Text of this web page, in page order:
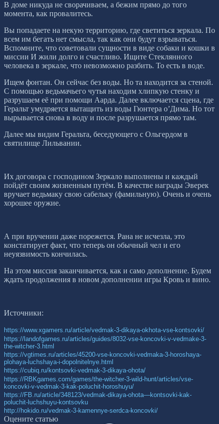
В доме никуда не сворачиваем, а бежим прямо до того
момента, как провалитесь.
Вы попадаете на некую территорию, где светиться зеркала. По
всем им бегать нет смысла, так как они будут взрываться.
Вспомните, что советовали сущности в виде собаки и кошки в
миссии И жили долго и счастливо. Ищите Стеклянного
человека в зеркале, что невозможно разбить. То есть в воде.
Ищем фонтан. Он сейчас без воды. Но та находится за стеной.
С помощью ведьмачьего чутья находим хлипкую стенку и
разрушаем её при помощи Аарда. Далее включается сцена, где
Геральт умудряется вытащить из воды Гюнтера о’Дима. Но тот
вырывается снова в воду и после разрушается прямо там.
Далее мы видим Геральта, беседующего с Ольгердом в
святилище Лильвании.
Их договора с господином Зеркало выполнены и каждый
пойдёт своим жизненным путём. В качестве награды Эверек
вручает ведьмаку свою сабельку (фамильную). Очень и очень
хорошее оружие.
А при вручении даже порежется. Рана не исчезла, это
констатирует факт, что теперь он обычный чел и его
неуязвимость кончилась.
На этом миссия заканчивается, как и само дополнение. Будем
ждать продолжения в новом дополнении игры Кровь и вино.
Источники:
https://www.xgamers.ru/article/vedmak-3-dikaya-okhota-vse-kontsovki/
https://landofgames.ru/articles/guides/8032-vse-koncovki-v-vedmake-3-
the-witcher-3.html
https://vgtimes.ru/articles/45200-vse-koncovki-vedmaka-3-horoshaya-
plohaya-luchshaya-i-dopolnitelnye.html
https://cubiq.ru/kontsovki-vedmak-3-dikaya-ohota/
https://RBKgames.com/games/the-witcher-3-wild-hunt/articles/vse-
koncovki-v-vedmak-3-kak-poluchit-horoshuyu/
https://FB.ru/article/348123/vedmak-dikaya-ohota—kontsovki-kak-
poluchit-luchshuyu-kontsovku
http://hokido.ru/vedmak-3-kamennye-serdca-koncovki/
Оцените статью